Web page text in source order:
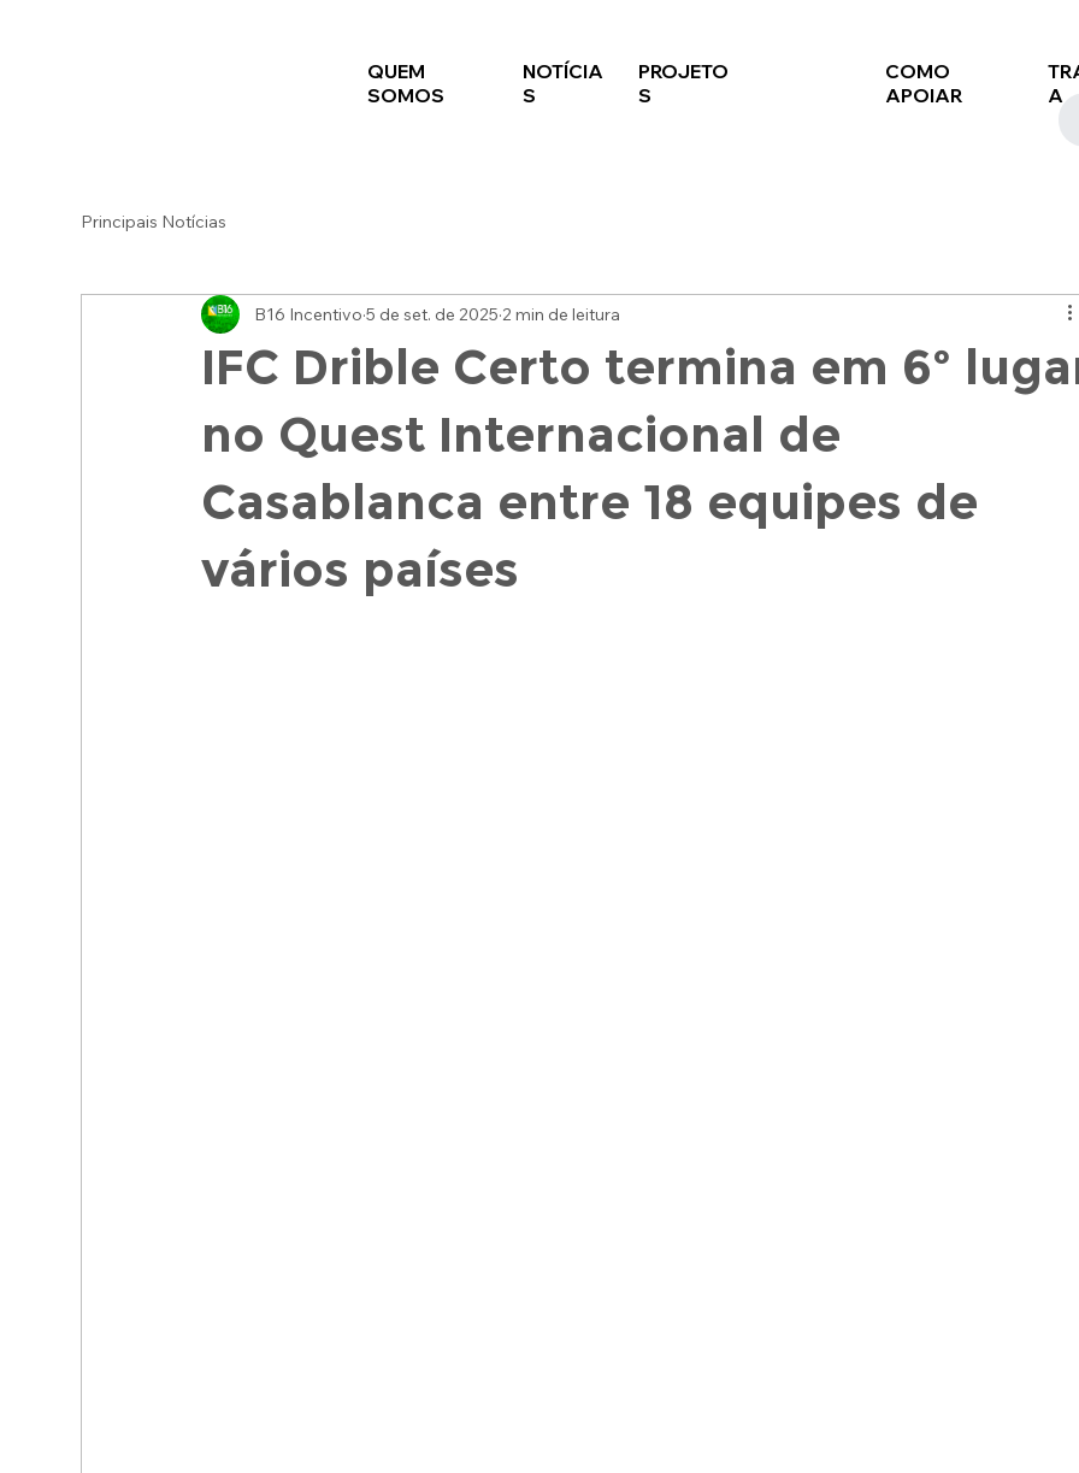
A
COMO
APOIAR
PROJETO
S
NOTÍCIA
S
QUEM
SOMOS
Principais Notícias
IFC Drible Certo termina em 6º
no Quest Internacional de
Casablanca entre 18 equipes de
vários países
B16 Incentivo 5 de set. de 2025 2 min de leitura